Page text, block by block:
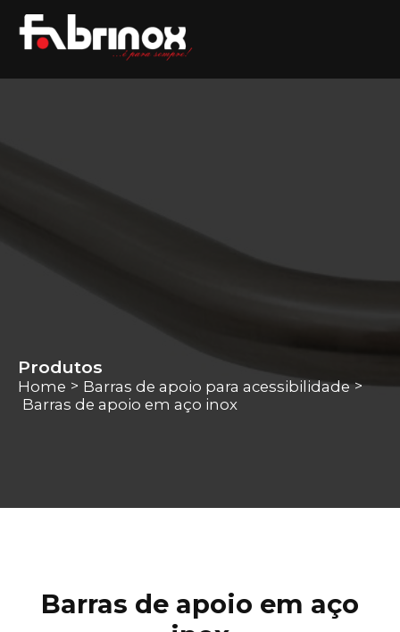
Produtos
Home > Barras de apoio para acessibilidade >
Barras de apoio em aço inox
Barras de apoio em aço